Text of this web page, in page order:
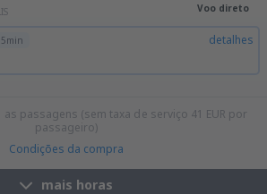
Voo direto
detalhes
passagens (sem taxa de serviço 41 EUR por
passageiro)
Condições da compra
mais horas